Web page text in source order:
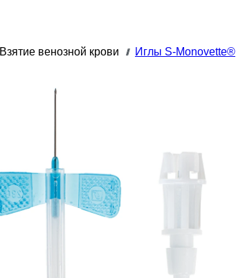
Взятие венозной крови /// Иглы S-Monovette®